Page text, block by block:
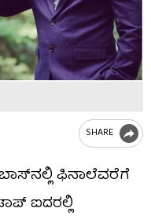
SHARE
ಫಿನಾಲೆವರೆಗೆ
ಐದರಲ್ಲಿ